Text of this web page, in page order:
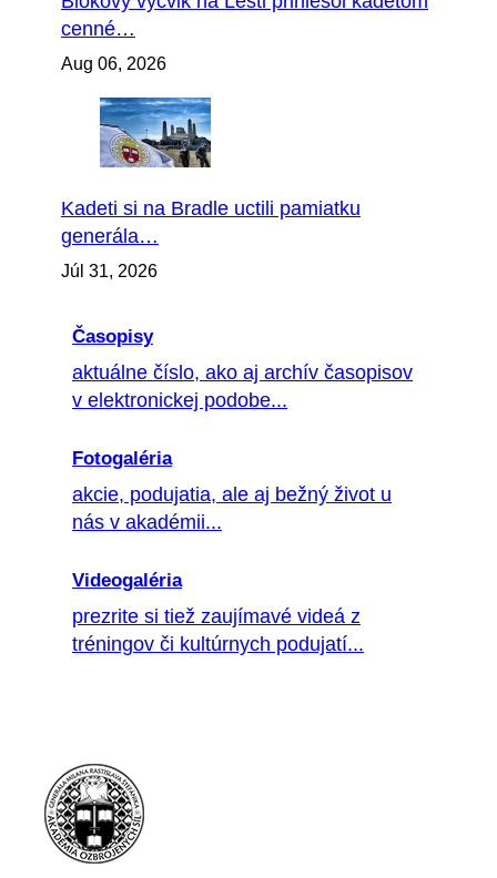
cenné…
Aug 06, 2026
Kadeti si na Bradle uctili pamiatku
generála…
Júl 31, 2026
Časopisy
aktuálne číslo, ako aj archív časopisov
v elektronickej podobe...
Fotogaléria
akcie, podujatia, ale aj bežný život u
nás v akadémii...
Videogaléria
prezrite si tiež zaujímavé videá z
tréningov či kultúrnych podujatí...